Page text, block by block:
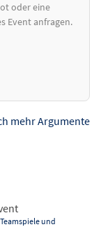
oder eine
Event anfragen.
mehr Argumente
und